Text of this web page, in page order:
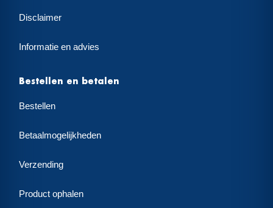
Disclaimer
Informatie en advies
Bestellen en betalen
Bestellen
Betaalmogelijkheden
Verzending
Product ophalen